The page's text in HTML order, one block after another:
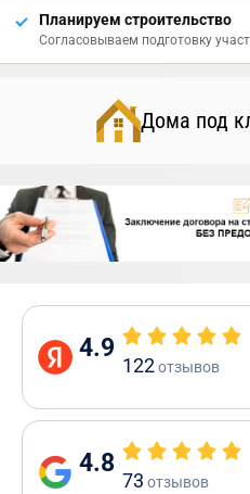
Планируем строительство
Согласовываем подготовку
Дома под
4.9
122отзывов
4.8
73 отзывов